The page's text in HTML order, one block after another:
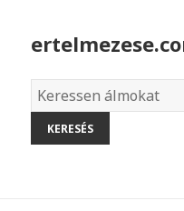
Álmok
szótára